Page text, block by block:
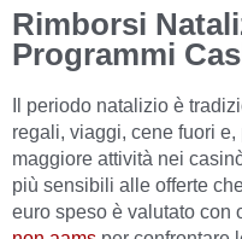
Rimborsi
Programmi
Il periodo natalizio è
regali, viaggi, cene fuori
maggiore attività nei
più sensibili alle offerte
euro speso è valutato con